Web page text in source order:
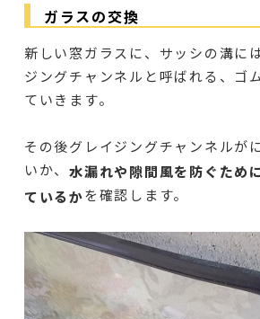
ガラスの交換
新しい窓ガラスに、サッシの溝に
ジングチャンネルと呼ばれる、ゴ
ていきます。
その後グレイジングチャンネルが
いか、水漏れや隙間風を防ぐため
ているかを確認します。